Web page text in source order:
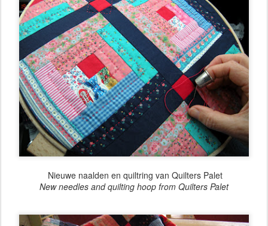
Nieuwe naalden en quiltring van Quilters Palet
New needles and quilting hoop from Quilters Palet